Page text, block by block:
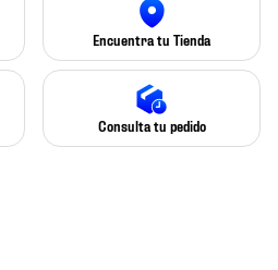
Encuentra tu Tienda
Consulta tu pedido